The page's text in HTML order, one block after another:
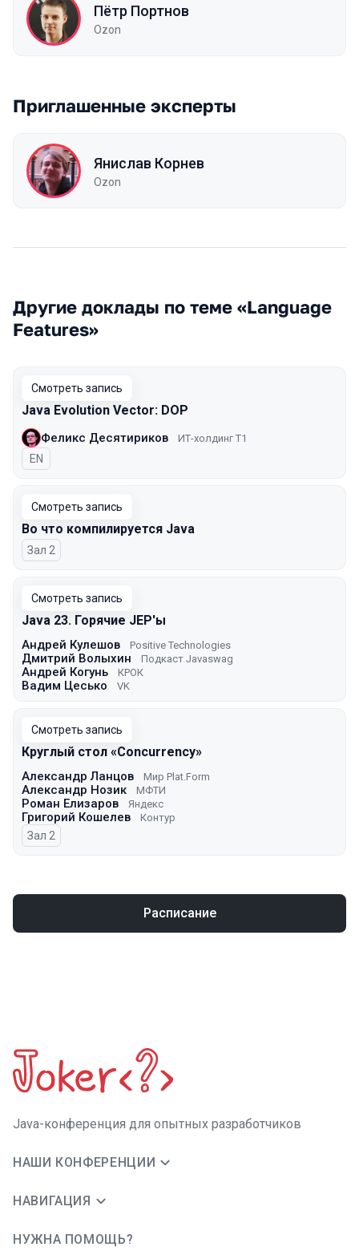
Пётр Портнов
Ozon
Приглашенные эксперты
Янислав Корнев
Ozon
Другие доклады по теме «Language
Features»
Смотреть запись
Java Evolution Vector: DOP
Феликс Десятириков ИТ-холдинг Т1
На английском языке
EN
Смотреть запись
Во что компилируется Java
Зал 2
Смотреть запись
Java 23. Горячие JEP'ы
Андрей Кулешов Positive Technologies
Дмитрий Волыхин Подкаст Javaswag
Андрей Когунь КРОК
Вадим Цесько VK
Смотреть запись
Круглый стол «Concurrency»
Александр Ланцов Мир Plat.Form
Александр Нозик МФТИ
Роман Елизаров Яндекс
Григорий Кошелев Контур
Зал 2
Расписание
Java-конференция для опытных разработчиков
НАШИ КОНФЕРЕНЦИИ
НАВИГАЦИЯ
НУЖНА ПОМОЩЬ?